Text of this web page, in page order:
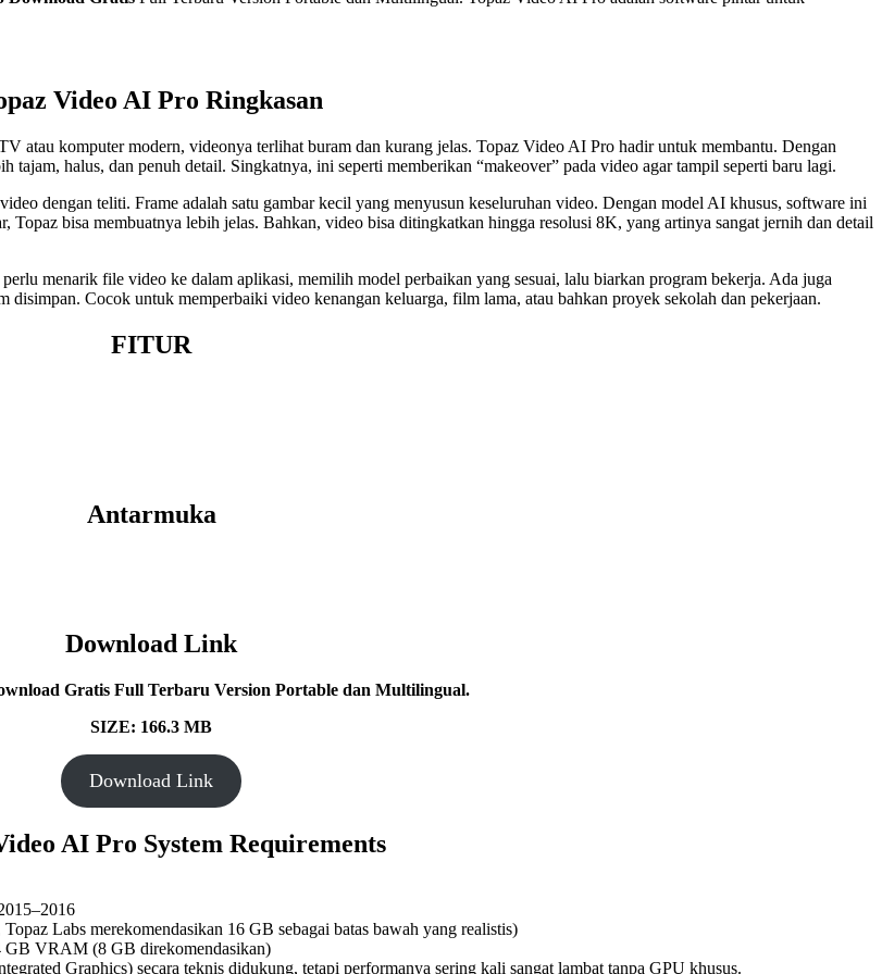
Video AI Pro Ringkasan
atau komputer modern, videonya terlihat buram dan kurang jelas. Topaz Video AI Pro hadir untuk membantu. Dengan
halus, dan penuh detail. Singkatnya, ini seperti memberikan “makeover” pada video agar tampil seperti baru lagi.
dengan teliti. Frame adalah satu gambar kecil yang menyusun keseluruhan video. Dengan model AI khusus, software ini
bisa membuatnya lebih jelas. Bahkan, video bisa ditingkatkan hingga resolusi 8K, yang artinya sangat jernih dan detail
menarik file video ke dalam aplikasi, memilih model perbaikan yang sesuai, lalu biarkan program bekerja. Ada juga
Cocok untuk memperbaiki video kenangan keluarga, film lama, atau bahkan proyek sekolah dan pekerjaan.
FITUR
Antarmuka
Download Link
Gratis Full Terbaru Version Portable dan Multilingual.
SIZE: 166.3 MB
Download Link
AI Pro System Requirements
Labs merekomendasikan 16 GB sebagai batas bawah yang realistis)
GB VRAM (8 GB direkomendasikan)
Graphics) secara teknis didukung, tetapi performanya sering kali sangat lambat tanpa GPU khusus.